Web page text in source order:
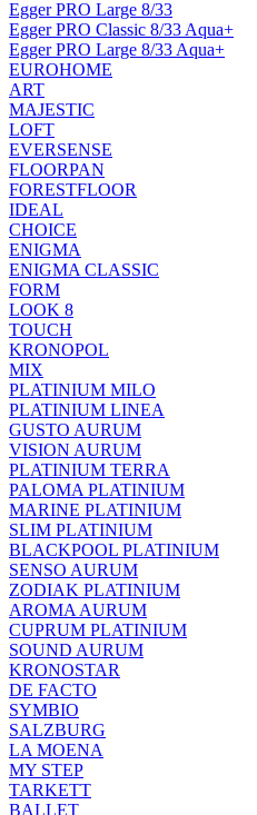
Egger PRO Large 8/33
Egger PRO Classic 8/33 Aqua+
Egger PRO Large 8/33 Aqua+
EUROHOME
ART
MAJESTIC
LOFT
EVERSENSE
FLOORPAN
FORESTFLOOR
IDEAL
CHOICE
ENIGMA
ENIGMA CLASSIC
FORM
LOOK 8
TOUCH
KRONOPOL
MIX
PLATINIUM MILO
PLATINIUM LINEA
GUSTO AURUM
VISION AURUM
PLATINIUM TERRA
PALOMA PLATINIUM
MARINE PLATINIUM
SLIM PLATINIUM
BLACKPOOL PLATINIUM
SENSO AURUM
ZODIAK PLATINIUM
AROMA AURUM
CUPRUM PLATINIUM
SOUND AURUM
KRONOSTAR
DE FACTO
SYMBIO
SALZBURG
LA MOENA
MY STEP
TARKETT
BALLET